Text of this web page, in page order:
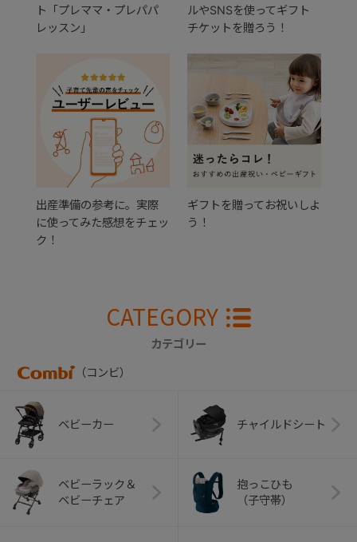
ト「プレママ・プレパパ
レッスン」
ルやSNSを使ってギフト
チケットを贈ろう！
出産準備の参考に。実際
に使ってみた感想をチェッ
ク！
ギフトを贈ってお祝いしよ
う！
CATEGORY
カテゴリー
（コンビ）
ベビーカー チャイルドシート
ベビーラック＆
ベビーチェア
抱っこひも
（子守帯）